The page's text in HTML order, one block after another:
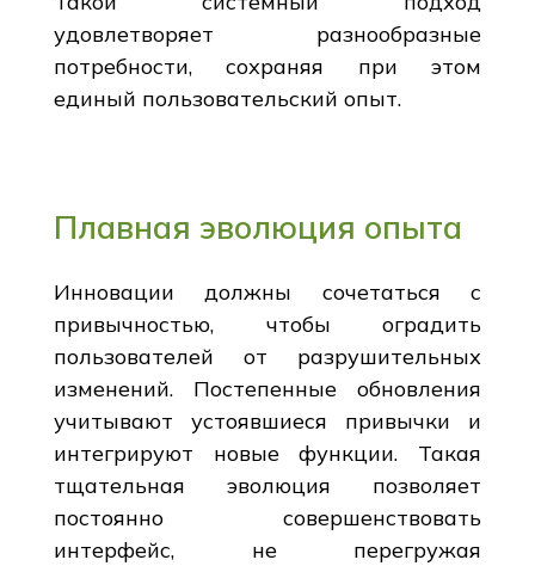
удовлетворяет разнообразные
потребности, сохраняя при этом
единый пользовательский опыт.
Плавная эволюция опыта
Инновации должны сочетаться с
привычностью, чтобы оградить
пользователей от разрушительных
изменений. Постепенные обновления
учитывают устоявшиеся привычки и
интегрируют новые функции. Такая
тщательная эволюция позволяет
постоянно совершенствовать
интерфейс, не перегружая